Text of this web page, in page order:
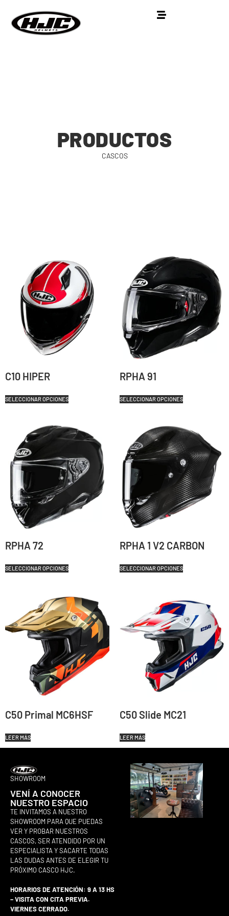
PRODUCTOS
CASCOS
C10 HIPER
SELECCIONAR OPCIONES
RPHA 91
SELECCIONAR OPCIONES
RPHA 72
SELECCIONAR OPCIONES
RPHA 1 V2 CARBON
SELECCIONAR OPCIONES
C50 Primal MC6HSF
LEER MÁS
C50 Slide MC21
LEER MÁS
SHOWROOM
VENÍ A CONOCER
NUESTRO ESPACIO
TE INVITAMOS A NUESTRO
SHOWROOM PARA QUE PUEDAS
VER Y PROBAR NUESTROS
CASCOS, SER ATENDIDO POR UN
ESPECIALISTA Y SACARTE TODAS
LAS DUDAS ANTES DE ELEGIR TU
PRÓXIMO CASCO HJC.
HORARIOS DE ATENCIÓN: 9 A 13 HS
– VISITA CON CITA PREVIA.
VIERNES CERRADO.